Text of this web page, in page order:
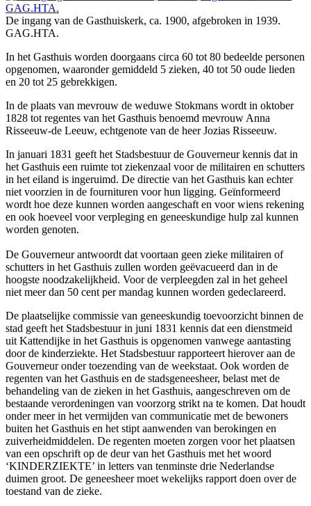
De ingang van de Gasthuiskerk, ca. 1900, afgebroken in 1939.
GAG.HTA.
In het Gasthuis worden doorgaans circa 60 tot 80 bedeelde personen
opgenomen, waaronder gemiddeld 5 zieken, 40 tot 50 oude lieden
en 20 tot 25 gebrekkigen.
In de plaats van mevrouw de weduwe Stokmans wordt in oktober
1828 tot regentes van het Gasthuis benoemd mevrouw Anna
Risseeuw-de Leeuw, echtgenote van de heer Jozias Risseeuw.
In januari 1831 geeft het Stadsbestuur de Gouverneur kennis dat in
het Gasthuis een ruimte tot ziekenzaal voor de militairen en schutters
in het eiland is ingeruimd. De directie van het Gasthuis kan echter
niet voorzien in de fournituren voor hun ligging. Geïnformeerd
wordt hoe deze kunnen worden aangeschaft en voor wiens rekening
en ook hoeveel voor verpleging en geneeskundige hulp zal kunnen
worden genoten.
De Gouverneur antwoordt dat voortaan geen zieke militairen of
schutters in het Gasthuis zullen worden geëvacueerd dan in de
hoogste noodzakelijkheid. Voor de verpleegden zal in het geheel
niet meer dan 50 cent per mandag kunnen worden gedeclareerd.
De plaatselijke commissie van geneeskundig toevoorzicht binnen de
stad geeft het Stadsbestuur in juni 1831 kennis dat een dienstmeid
uit Kattendijke in het Gasthuis is opgenomen vanwege aantasting
door de kinderziekte. Het Stadsbestuur rapporteert hierover aan de
Gouverneur onder toezending van de weekstaat. Ook worden de
regenten van het Gasthuis en de stadsgeneesheer, belast met de
behandeling van de zieken in het Gasthuis, aangeschreven om de
bestaande verordeningen van voorzorg strikt na te komen. Dat houdt
onder meer in het vermijden van communicatie met de bewoners
buiten het Gasthuis en het stipt aanwenden van berokingen en
zuiverheidmiddelen. De regenten moeten zorgen voor het plaatsen
van een opschrift op de deur van het Gasthuis met het woord
‘KINDERZIEKTE’ in letters van tenminste drie Nederlandse
duimen groot. De geneesheer moet wekelijks rapport doen over de
toestand van de zieke.